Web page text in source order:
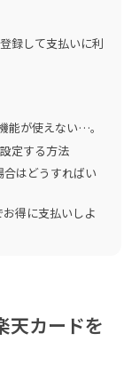
録して支払いに利
能が使えない…。
定する方法
はどうすればい
得に支払いしよ
カードを